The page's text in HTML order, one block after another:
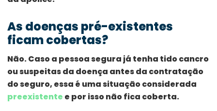
As doenças pré-existentes
ficam cobertas?
Não. Caso a pessoa segura já tenha tido cancro
ou suspeitas da doença antes da contratação
do seguro, essa é uma situação considerada
preexistente e por isso não fica coberta.